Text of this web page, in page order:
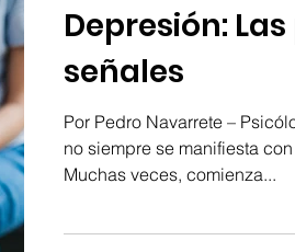
Depresión:
señales
Por Pedro Navarrete –
no siempre se manifiesta
Muchas veces, comienza...